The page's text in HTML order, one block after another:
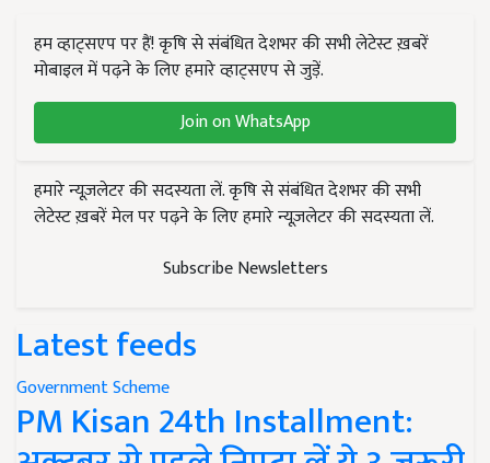
हम व्हाट्सएप पर हैं! कृषि से संबंधित देशभर की सभी लेटेस्ट ख़बरें
मोबाइल में पढ़ने के लिए हमारे व्हाट्सएप से जुड़ें.
Join on WhatsApp
हमारे न्यूज़लेटर की सदस्यता लें. कृषि से संबंधित देशभर की सभी
लेटेस्ट ख़बरें मेल पर पढ़ने के लिए हमारे न्यूज़लेटर की सदस्यता लें.
Subscribe Newsletters
Latest feeds
Government Scheme
PM Kisan 24th Installment: